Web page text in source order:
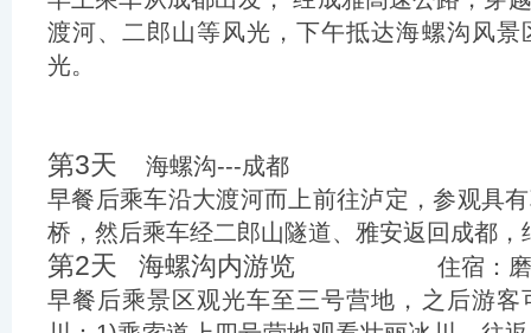
渡河、二郎山等风光，下午抵达海螺沟风
光。
第3天 海螺沟---成都
早餐后乘车沿大渡河而上前往泸定，参观具
桥，然后乘车经二郎山隧道、雅安返回成都
第2天 海螺沟内游览 住宿：磨
早餐后乘景区观光车至三号营地，之后游